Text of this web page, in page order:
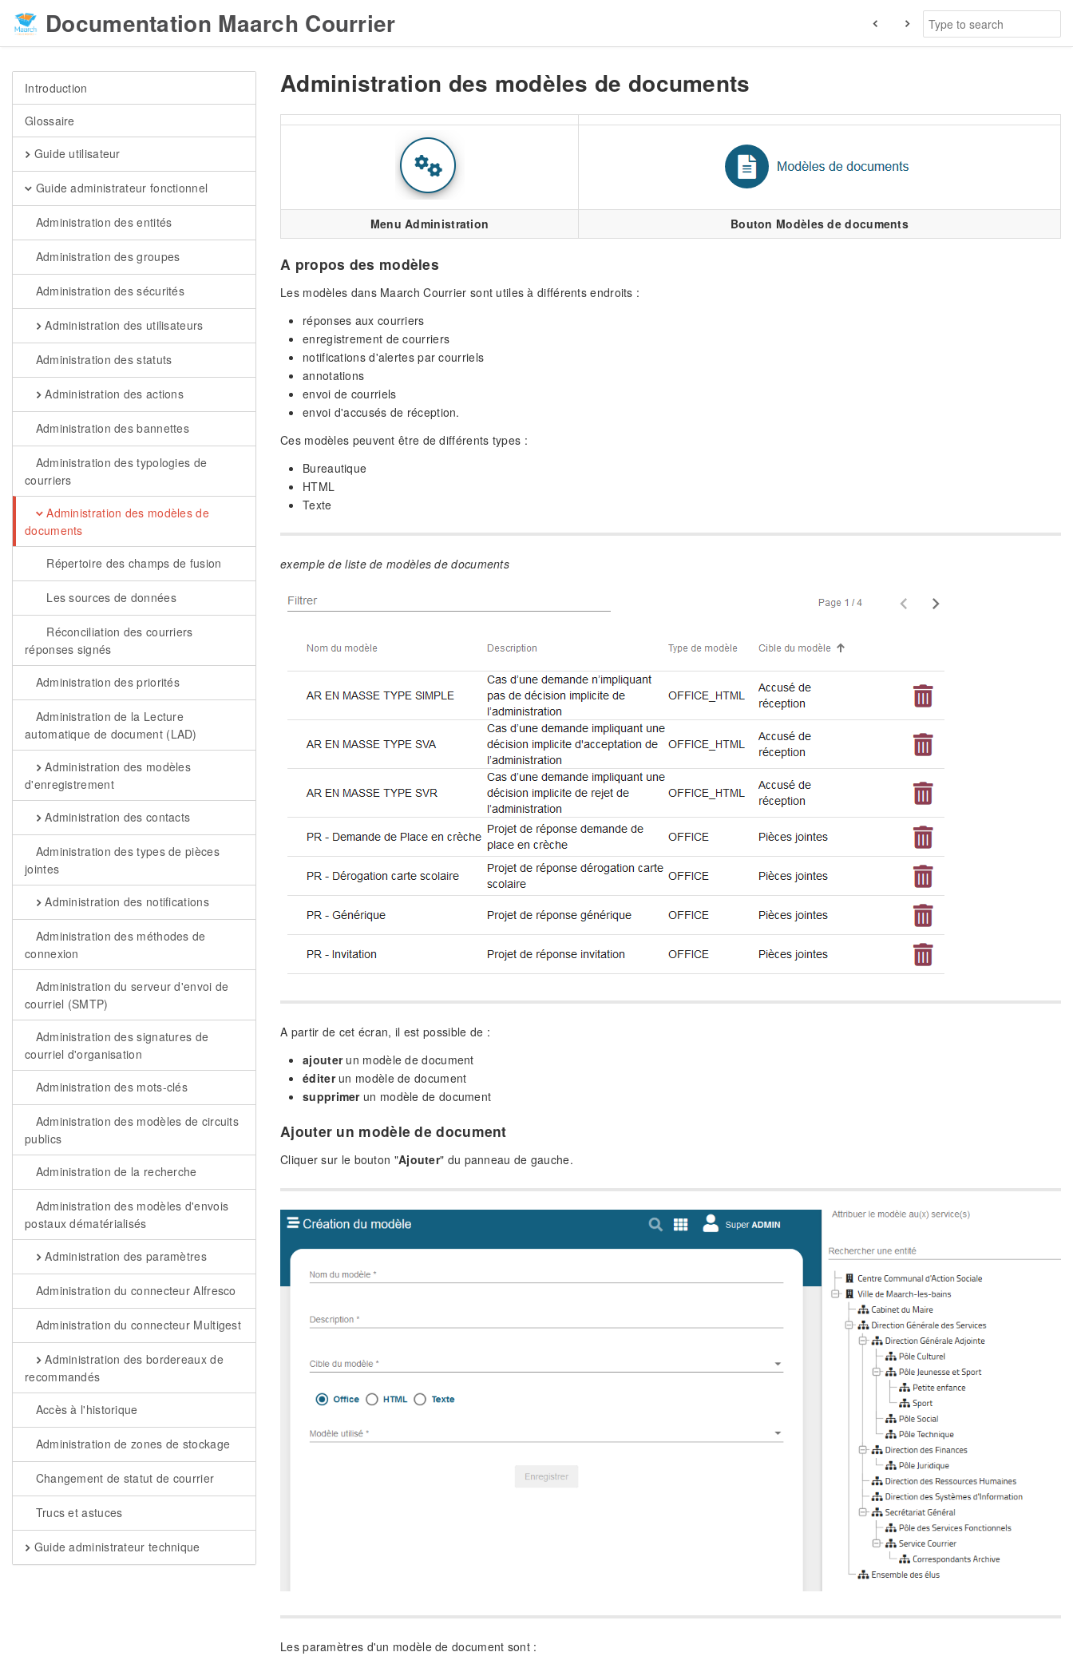
Documentation Maarch Courrier
Introduction
Glossaire
Guide utilisateur
Guide administrateur fonctionnel
Administration des entités
Administration des groupes
Administration des sécurités
Administration des utilisateurs
Administration des statuts
Administration des actions
Administration des bannettes
Administration des typologies de
courriers
Administration des modèles de
documents
Répertoire des champs de fusion
Les sources de données
Réconciliation des courriers
réponses signés
Administration des priorités
Administration de la Lecture
automatique de document (LAD)
Administration des modèles
d'enregistrement
Administration des contacts
Administration des types de pièces
jointes
Administration des notifications
Administration des méthodes de
connexion
Administration du serveur d'envoi de
courriel (SMTP)
Administration des signatures de
courriel d'organisation
Administration des mots-clés
Administration des modèles de circuits
publics
Administration de la recherche
Administration des modèles d'envois
postaux dématérialisés
Administration des paramètres
Administration du connecteur Alfresco
Administration du connecteur Multigest
Administration des bordereaux de
recommandés
Accès à l'historique
Administration de zones de stockage
Changement de statut de courrier
Trucs et astuces
Guide administrateur technique
Administration des modèles de documents
Menu Administration Bouton Modèles de documents
A propos des modèles
Les modèles dans Maarch Courrier sont utiles à différents endroits :
réponses aux courriers
enregistrement de courriers
notifications d'alertes par courriels
annotations
envoi de courriels
envoi d'accusés de réception.
Ces modèles peuvent être de différents types :
Bureautique
HTML
Texte
exemple de liste de modèles de documents
A partir de cet écran, il est possible de :
ajouterun modèle de document
éditerun modèle de document
supprimerun modèle de document
Ajouter un modèle de document
Cliquer sur le bouton "Ajouter" du panneau de gauche.
Les paramètres d'un modèle de document sont :